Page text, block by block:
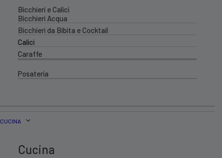
Bicchieri e Calici
Bicchieri Acqua
Bicchieri da Bibita e Cocktail
Calici
Caraffe
Posateria
CUCINA
Cucina